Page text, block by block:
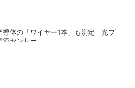
導体の「ワイヤー1本」も測定 光プ
流センサー